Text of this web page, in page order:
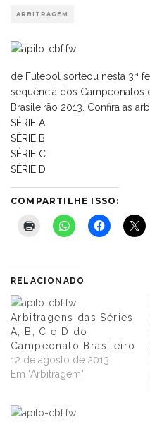
ARBITRAGEM
de Futebol sorteou nesta 3ª
sequência dos Campeonatos
Brasileirão 2013. Confira as
SÉRIE A
SÉRIE B
SÉRIE C
SÉRIE D
COMPARTILHE ISSO:
RELACIONADO
Arbitragens das Séries
A, B, C e D do
Campeonato Brasileiro
12 de agosto de 2013
Em "Arbitragem"